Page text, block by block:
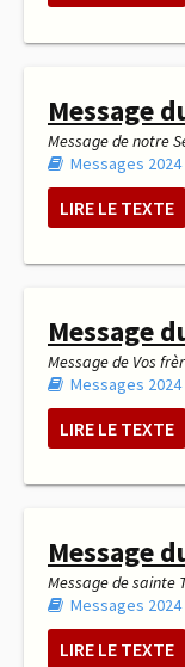
Message
Message de notre
Messages 2024
LIRE LE TEXTE
Message
Message de Vos
Messages 2024
LIRE LE TEXTE
Message
Message de sainte
Messages 2024
LIRE LE TEXTE